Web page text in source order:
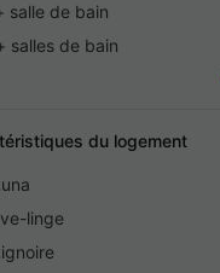
salle de bain
salles de bain
du logement
linge